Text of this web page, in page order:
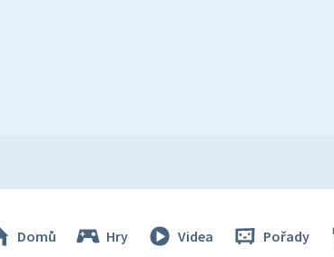
Domů Hry Videa Pořady